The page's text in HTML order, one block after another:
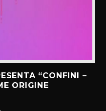
“CONFINI –
ORIGINE